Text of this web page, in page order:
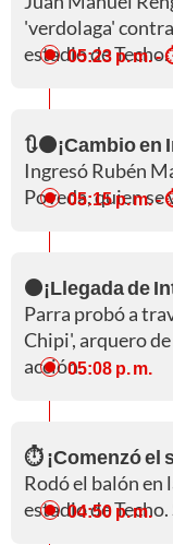
'verdolaga'
estadio de Techo.
05:23 p. m.-
🔃⚫¡Cambio
Ingresó Rubén
Poveda, quien se
05:15 p. m.-
⚫¡Llegada de
Parra probó a
Chipi', arquero
acción.05:08 p. m.
⏱️ ¡Comenzó el
Rodó el balón en
estadio de04:50 p. m.